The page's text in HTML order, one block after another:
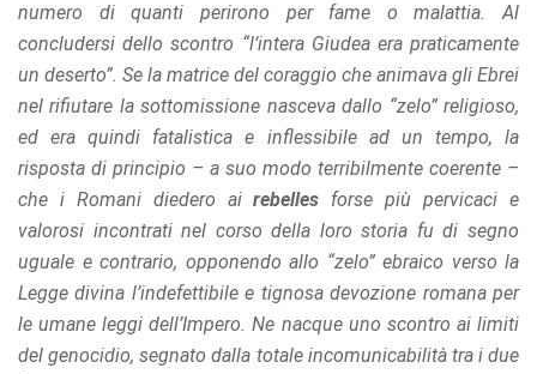
numero di quanti perirono per fame o malattia. Al
concludersi dello scontro “l’intera Giudea era praticamente
un deserto”. Se la matrice del coraggio che animava gli Ebrei
nel rifiutare la sottomissione nasceva dallo “zelo” religioso,
ed era quindi fatalistica e inflessibile ad un tempo, la
risposta di principio – a suo modo terribilmente coerente –
che i Romani diedero airebelles forse più pervicaci e
valorosi incontrati nel corso della loro storia fu di segno
uguale e contrario, opponendo allo “zelo” ebraico verso la
Legge divina l’indefettibile e tignosa devozione romana per
le umane leggi dell’Impero. Ne nacque uno scontro ai limiti
del genocidio, segnato dalla totale incomunicabilità tra i due